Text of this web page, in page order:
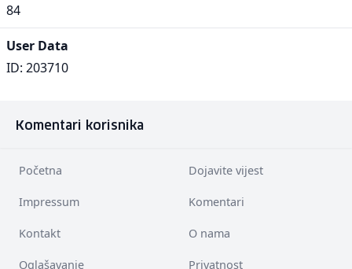
84
User Data
ID: 203710
Komentari korisnika
Početna Dojavite vijest
Impressum Komentari
Kontakt O nama
Oglašavanje Privatnost